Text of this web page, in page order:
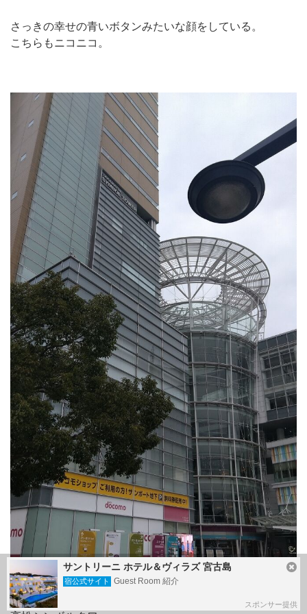
さっきの幸せの青いボタンみたいな顔をしている。
こちらもニコニコ。
サントリーニ ホテル＆ヴィラズ 宮古島
宿公式サイト Guest Room 紹介
スポンサー提供